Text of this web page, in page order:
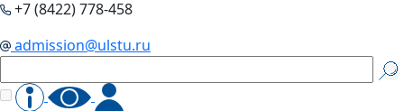
+7 (8422) 778-458
admission@ulstu.ru